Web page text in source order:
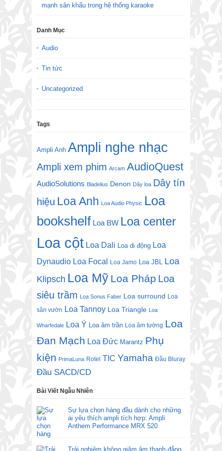
mạnh sân khấu trong hệ thống karaoke
Danh Mục
Audio
Tin tức
Uncategorized
Tags
Ampli Anh Ampli nghe nhạc
Ampli xem phim Arcam AudioQuest
AudioSolutions Bladelius Denon Dây loa Dây tín
hiệu Loa Anh Loa Audio Physic Loa
bookshelf Loa BW Loa center
Loa cột Loa Dali Loa di động Loa
Dynaudio Loa Focal Loa Jamo Loa JBL Loa
Klipsch Loa Mỹ Loa Pháp Loa
siêu trầm
Loa Sonus Faber Loa surround Loa
sân vườn Loa Tannoy Loa Triangle Loa
Wharfedale Loa Ý Loa âm trần Loa âm tường Loa
Đan Mạch Loa Đức Marantz Phụ
kiện PrimaLuna Rotel TIC Yamaha Đầu Bluray
Đầu SACD/CD
Bài Viết Ngẫu Nhiên
Sự lựa chọn hàng đầu dành cho những
ai yêu thích ampli tích hợp: Ampli
Anthem Performance MRX 520
Trải nghiệm không giâm âm thanh đẳng